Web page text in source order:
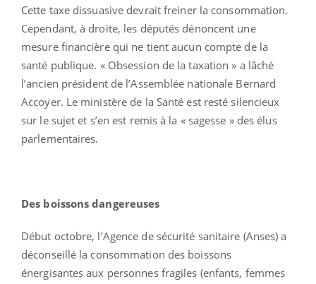
Cette taxe dissuasive devrait freiner la consommation.
Cependant, à droite, les députés dénoncent une
mesure financière qui ne tient aucun compte de la
santé publique. « Obsession de la taxation » a lâché
l’ancien président de l’Assemblée nationale Bernard
Accoyer. Le ministère de la Santé est resté silencieux
sur le sujet et s’en est remis à la « sagesse » des élus
parlementaires.
Des boissons dangereuses
Début octobre, l’Agence de sécurité sanitaire (Anses) a
déconseillé la consommation des boissons
énergisantes aux personnes fragiles (enfants, femmes